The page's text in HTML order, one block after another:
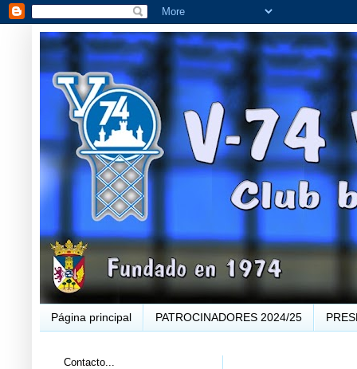
Página principal PATROCINADORES 2024/25
Contacto...